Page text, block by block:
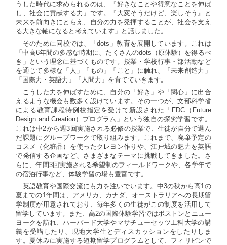
うした時代に求められるのは、『好きなことや得意なことを伸ば
し、社会に貢献する力』です。『大変そうだけど、楽しそう』と
未来を前向きにとらえ、自分の力を発揮することが、社会を支え
る大きな軸になると考えています」と話しました。
そのために同校では、「dots」教育を展開しています。これは
「中高6年間の多感な時期に、たくさんのdots（原体験）を得るべ
き」という理念に基づくものです。授業・学校行事・部活動など
を通じて多様な「人」「もの」「こと」に触れ、「未来創造力」
「国際力・英語力」「人間力」を育てていきます。
こうした力を伸ばすために、自分の「好き」や「関心」に出合
えるような機会も数多く設けています。その一つが、文部科学省
による教育課程特例校指定を受けて新設された「FDC（Future
Design and Creation）プログラム」という独自の探究学習です。
これは中2から週3回実施される必修の授業で、生徒が自分で選ん
だ課題にグループワークで取り組みます。これまで、廃棄予定の
コスメ（化粧品）を使ったクレヨン作りや、江戸城の魅力を英語
で発信する企画など、さまざまなテーマに挑戦してきました。さ
らに、年間3回実施される希望制のフィールドワークや、各学年で
の宿泊行事など、体験学習の場も豊富です。
英語教育や国際交流にも力を注いでいます。中3の秋から高1の
夏までの1年間は、アメリカ、カナダ、オーストラリアへの長期留
学制度が用意されており、毎年多くの生徒がこの制度を活用して
留学しています。また、高2の国際体験学習ではボストンとニュー
ヨークを訪れ、ハーバード大学やマサチューセッツ工科大学の講
義を受講したり、現地大学生とディスカッションをしたりしま
す。夏休みに実施する短期留学プログラムとして、フィリピンで